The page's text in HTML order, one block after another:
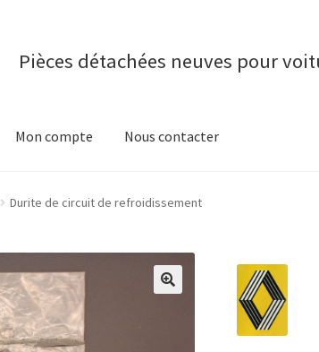
Pièces détachées neuves pour
Mon compte Nous contacter
Durite de circuit de refroidissement